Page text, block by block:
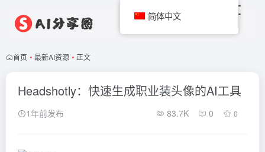
首页 • 最新AI资源 • 正文
Headshotly：快速生成职业装头像的AI工具
1年前发布 83.7K 0 0
简体中文